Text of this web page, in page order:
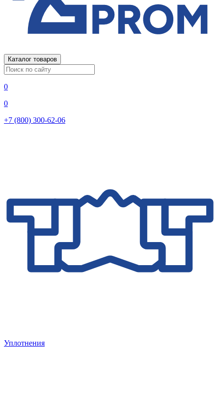
Каталог товаров
0
0
+7 (800) 300-62-06
Уплотнения